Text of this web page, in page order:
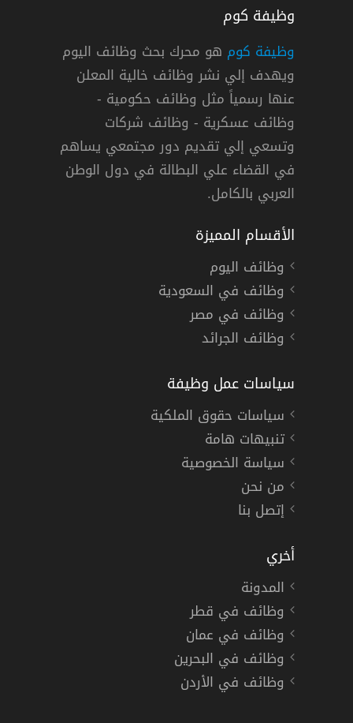
السعودية للتخصصات الصحية بالرياض
دوام كامل
وظيفة كوم
وظيفة كوم هو محرك بحث وظائف اليوم
ويهدف إلي نشر وظائف خالية المعلن
عنها رسمياً مثل وظائف حكومية -
وظائف عسكرية - وظائف شركات
وتسعي إلي تقديم دور مجتمعي يساهم
في القضاء علي البطالة في دول الوطن
العربي بالكامل.
الأقسام المميزة
وظائف اليوم
وظائف في السعودية
وظائف في مصر
وظائف الجرائد
سياسات عمل وظيفة
سياسات حقوق الملكية
تنبيهات هامة
سياسة الخصوصية
من نحن
إتصل بنا
أخري
المدونة
وظائف في قطر
وظائف في عمان
وظائف في البحرين
وظائف في الأردن